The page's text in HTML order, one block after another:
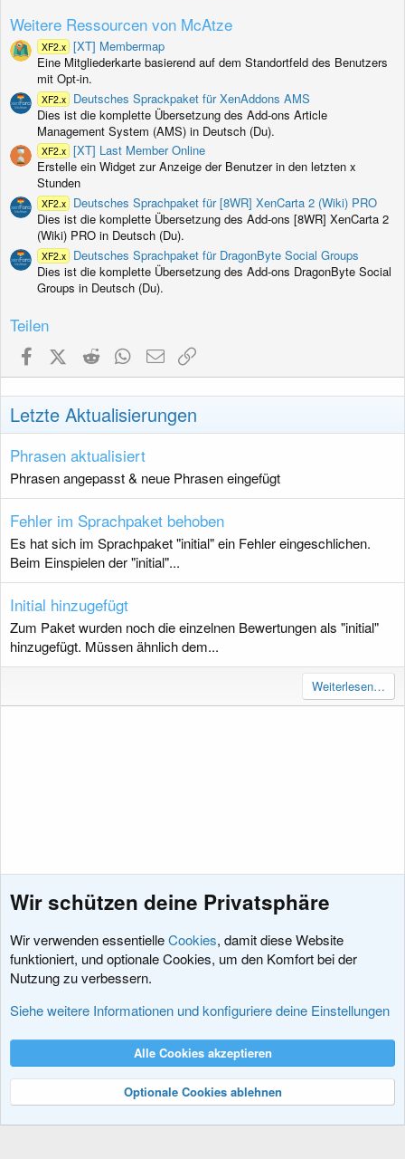
Weitere Ressourcen von McAtze
XF2.x [XT] Membermap
Eine Mitgliederkarte basierend auf dem Standortfeld des Benutzers
mit Opt-in.
XF2.x
Deutsches Sprackpaket für XenAddons AMS
Dies ist die komplette Übersetzung des Add-ons Article
Management System (AMS) in Deutsch (Du).
XF2.x [XT] Last Member Online
Erstelle ein Widget zur Anzeige der Benutzer in den letzten x
Stunden
XF2.x
Deutsches Sprachpaket für [8WR] XenCarta 2 (Wiki) PRO
Dies ist die komplette Übersetzung des Add-ons [8WR] XenCarta 2
(Wiki) PRO in Deutsch (Du).
XF2.x
Deutsches Sprachpaket für DragonByte Social Groups
Dies ist die komplette Übersetzung des Add-ons DragonByte Social
Groups in Deutsch (Du).
Teilen
FacebookX (Twitter)
Reddit WhatsApp
E-Mail
Letzte Aktualisierungen
Phrasen aktualisiert
Phrasen angepasst & neue Phrasen eingefügt
Fehler im Sprachpaket behoben
Es hat sich im Sprachpaket "initial" ein Fehler eingeschlichen.
Beim Einspielen der "initial"...
Initial hinzugefügt
Zum Paket wurden noch die einzelnen Bewertungen als "initial"
hinzugefügt. Müssen ähnlich dem...
Weiterlesen…
Hacks und Add-Ons
Nutzungsbedingungen Datenschutz
R
Community platform by XenForo® © 2010-2024 XenForo Ltd.
Wir schützen deine Privatsphäre
Wir verwenden essentielleCookies, damit diese Website
funktioniert, und optionale Cookies, um den Komfort bei der
Nutzung zu verbessern.
Siehe weitere Informationen und konfiguriere deine Einstellungen
Alle Cookies akzeptieren
Optionale Cookies ablehnen